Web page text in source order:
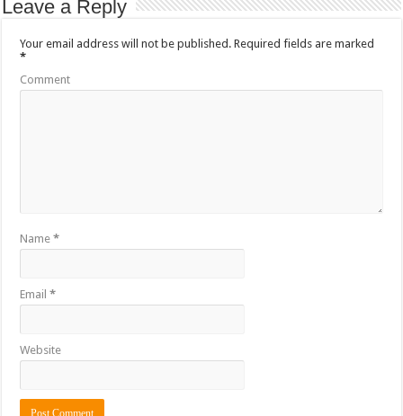
Leave a Reply
Your email address will not be published. Required fields are marked
*
Comment
Name*
Email*
Website